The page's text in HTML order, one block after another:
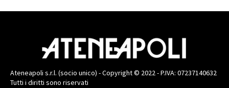
Ateneapoli s.r.l. (socio unico) - Copyright © 2022 - P.IVA: 07237140632
Tutti i diritti sono riservati